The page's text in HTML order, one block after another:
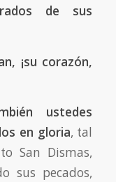
de sus
¡su corazón,
ustedes
en gloria, tal
San Dismas,
sus pecados,